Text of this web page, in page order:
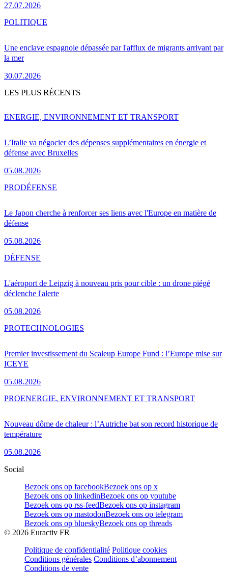
27.07.2026
Une enclave espagnole dépassée par l'afflux de migrants arrivant par
la mer
30.07.2026
POLITIQUE
LES PLUS RÉCENTS
L’Italie va négocier des dépenses supplémentaires en énergie et
défense avec Bruxelles
05.08.2026
ENERGIE, ENVIRONNEMENT ET TRANSPORT
Le Japon cherche à renforcer ses liens avec l'Europe en matière de
défense
05.08.2026
PRODÉFENSE
L'aéroport de Leipzig à nouveau pris pour cible : un drone piégé
déclenche l'alerte
05.08.2026
DÉFENSE
Premier investissement du Scaleup Europe Fund : l’Europe mise sur
ICEYE
05.08.2026
PROTECHNOLOGIES
Nouveau dôme de chaleur : l’Autriche bat son record historique de
température
05.08.2026
PROENERGIE, ENVIRONNEMENT ET TRANSPORT
Social
Bezoek ons op facebookBezoek ons op x
Bezoek ons op linkedinBezoek ons op youtube
Bezoek ons op rss-feedBezoek ons op instagram
Bezoek ons op mastodonBezoek ons op telegram
Bezoek ons op blueskyBezoek ons op threads
© 2026 Euractiv FR
Politique de confidentialité Politique cookies
Conditions générales Conditions d’abonnement
Conditions de vente